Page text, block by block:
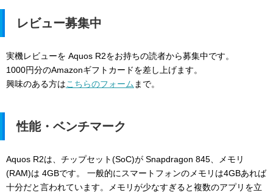
レビュー募集中
実機レビューを Aquos R2をお持ちの読者から募集中です。
1000円分のAmazonギフトカードを差し上げます。
興味のある方はこちらのフォーム まで。
性能・ベンチマーク
Aquos R2は、チップセット(SoC)が Snapdragon 845、メモリ
(RAM)は 4GBです。 一般的にスマートフォンのメモリは4GBあれば
十分だと言われています。メモリが少なすぎると複数のアプリを立